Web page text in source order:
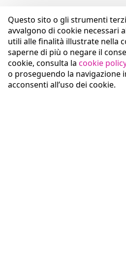
Questo sito o gli strumenti
avvalgono di cookie necessari
utili alle finalità illustrate nella
saperne di più o negare il
cookie, consulta la cookie policy
o proseguendo la navigazione
acconsenti all’uso dei cookie.